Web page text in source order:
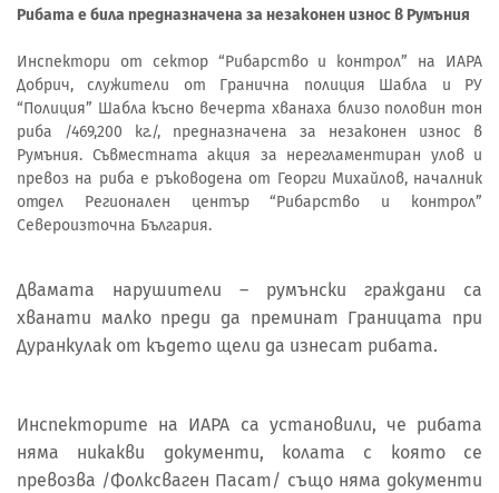
Рибата е била предназначена за незаконен износ в Румъния
Инспектори от сектор “Рибарство и контрол” на ИАРА
Добрич, служители от Гранична полиция Шабла и РУ
“Полиция” Шабла късно вечерта хванаха близо половин тон
риба /469,200 кг./, предназначена за незаконен износ в
Румъния. Съвместната акция за нерегламентиран улов и
превоз на риба е ръководена от Георги Михайлов, началник
отдел Регионален център “Рибарство и контрол”
Североизточна България.
Двамата нарушители – румънски граждани са
хванати малко преди да преминат Границата при
Дуранкулак от където щели да изнесат рибата.
Инспекторите на ИАРА са установили, че рибата
няма никакви документи, колата с която се
превозва /Фолксваген Пасат/ също няма документи